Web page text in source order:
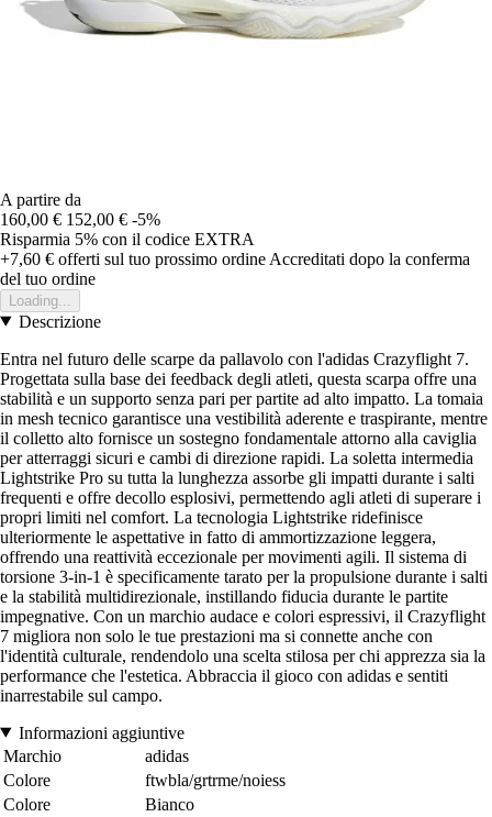
A partire da
160,00 € 152,00 € -5%
Risparmia 5% con il codice EXTRA
+7,60 € offerti sul tuo prossimo ordine Accreditati dopo la conferma
del tuo ordine
Loading...
Descrizione
Entra nel futuro delle scarpe da pallavolo con l'adidas Crazyflight 7.
Progettata sulla base dei feedback degli atleti, questa scarpa offre una
stabilità e un supporto senza pari per partite ad alto impatto. La tomaia
in mesh tecnico garantisce una vestibilità aderente e traspirante, mentre
il colletto alto fornisce un sostegno fondamentale attorno alla caviglia
per atterraggi sicuri e cambi di direzione rapidi. La soletta intermedia
Lightstrike Pro su tutta la lunghezza assorbe gli impatti durante i salti
frequenti e offre decollo esplosivi, permettendo agli atleti di superare i
propri limiti nel comfort. La tecnologia Lightstrike ridefinisce
ulteriormente le aspettative in fatto di ammortizzazione leggera,
offrendo una reattività eccezionale per movimenti agili. Il sistema di
torsione 3-in-1 è specificamente tarato per la propulsione durante i salti
e la stabilità multidirezionale, instillando fiducia durante le partite
impegnative. Con un marchio audace e colori espressivi, il Crazyflight
7 migliora non solo le tue prestazioni ma si connette anche con
l'identità culturale, rendendolo una scelta stilosa per chi apprezza sia la
performance che l'estetica. Abbraccia il gioco con adidas e sentiti
inarrestabile sul campo.
Informazioni aggiuntive
Marchio
adidas
Colore
ftwbla/grtrme/noiess
Colore
Bianco